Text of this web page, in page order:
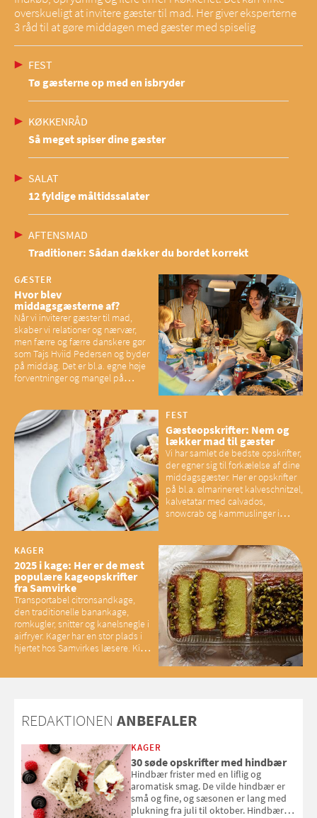
overskueligt at invitere gæster til mad. Her giver eksperterne
3 råd til at gøre middagen med gæster med spiselig
FEST
Tø gæsterne op med en isbryder
KØKKENRÅD
Så meget spiser dine gæster
SALAT
12 fyldige måltidssalater
AFTENSMAD
Traditioner: Sådan dækker du bordet korrekt
GÆSTER
Hvor blev
middagsgæsterne af?
Når vi inviterer gæster til mad,
skaber vi relationer og nærvær,
men færre og færre danskere gør
som Tajs Hviid Pedersen og byder
på middag. Det er bl.a. egne høje
forventninger og mangel på
have konsekvenser for vores
sociale fællesskaber
FEST
Gæsteopskrifter: Nem og
lækker mad til gæster
Vi har samlet de bedste opskrifter,
der egner sig til forkælelse af dine
middagsgæster. Her er opskrifter
på bl.a. ølmarineret kalveschnitzel,
kalvetatar med calvados,
snowcrab og kammuslinger i
KAGER
2025 i kage: Her er de mest
populære kageopskrifter
fra Samvirke
Transportabel citronsandkage,
den traditionelle banankage,
romkugler, snitter og kanelsnegle i
airfryer. Kager har en stor plads i
hjertet hos Samvirkes læsere. Kig
REDAKTIONEN ANBEFALER
KAGER
30 søde opskrifter med hindbær
Hindbær frister med en liflig og
aromatisk smag. De vilde hindbær er
små og fine, og sæsonen er lang med
plukning fra juli til oktober. Hindbær